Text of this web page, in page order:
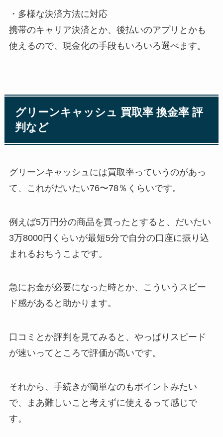
・多様な決済方法に対応
携帯のキャリア決済とか、後払いのアプリとかも
使えるので、現金化の手段もいろいろ選べます。
グリーンキャッシュ 買取率 換金率 評
判など
グリーンキャッシュには買取率っていうのがあっ
て、これがだいたい76〜78％くらいです。
例えば5万円分の商品を買ったとすると、だいたい
3万8000円くらいが最短5分で自分の口座に振り込
まれるおちうこよです。
急にお金が必要になった時とか、こういうスピー
ド感があると助かります。
口コミとか評判を見てみると、やっぱりスピード
が速いってところで評価が高いです。
それから、手続きが簡単なのもポイントみたい
で、まあ難しいこと考えずに使えるって感じで
す。